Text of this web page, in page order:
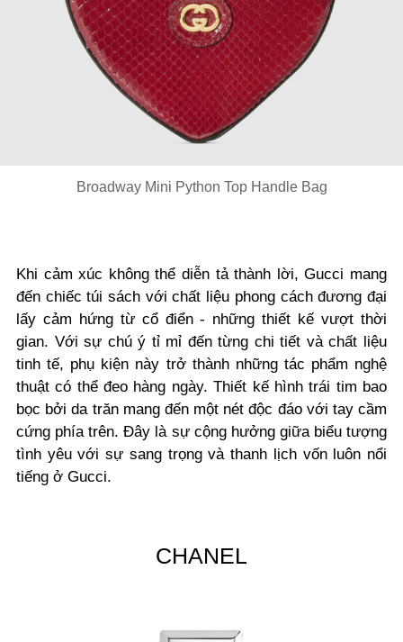
Broadway Mini Python Top Handle Bag
Khi cảm xúc không thể diễn tả thành lời, Gucci mang
đến chiếc túi sách với chất liệu phong cách đương đại
lấy cảm hứng từ cổ điển - những thiết kế vượt thời
gian. Với sự chú ý tỉ mỉ đến từng chi tiết và chất liệu
tinh tế, phụ kiện này trở thành những tác phẩm nghệ
thuật có thể đeo hàng ngày. Thiết kế hình trái tim bao
bọc bởi da trăn mang đến một nét độc đáo với tay cầm
cứng phía trên. Đây là sự cộng hưởng giữa biểu tượng
tình yêu với sự sang trọng và thanh lịch vốn luôn nổi
tiếng ở Gucci.
CHANEL